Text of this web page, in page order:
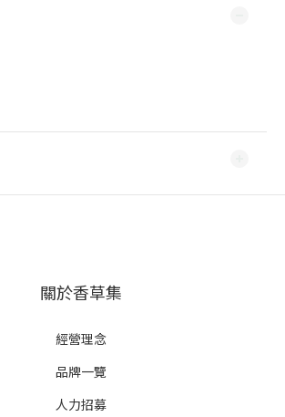
關於香草集
經營理念
品牌一覽
人力招募